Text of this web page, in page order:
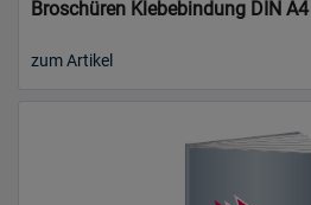
Broschüren Klebebindung DIN A4
zum Artikel